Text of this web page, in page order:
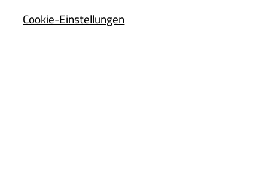
Cookie-Einstellungen